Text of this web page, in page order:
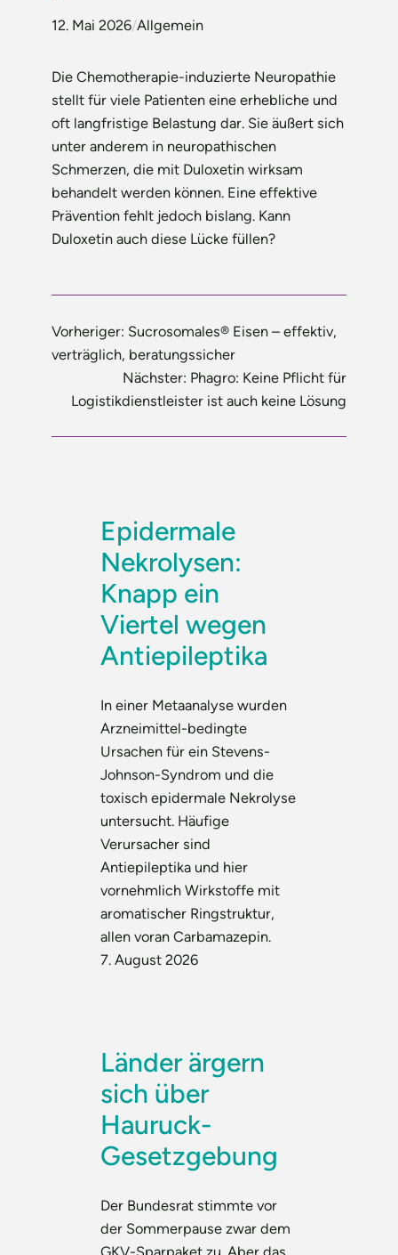
12. Mai 2026/Allgemein
Die Chemotherapie-induzierte Neuropathie
stellt für viele Patienten eine erhebliche und
oft langfristige Belastung dar. Sie äußert sich
unter anderem in neuropathischen
Schmerzen, die mit Duloxetin wirksam
behandelt werden können. Eine effektive
Prävention fehlt jedoch bislang. Kann
Duloxetin auch diese Lücke füllen?
Vorheriger: Sucrosomales® Eisen – effektiv,
verträglich, beratungssicher
Nächster: Phagro: Keine Pflicht für
Logistikdienstleister ist auch keine Lösung
Epidermale
Nekrolysen:
Knapp ein
Viertel wegen
Antiepileptika
In einer Metaanalyse wurden
Arzneimittel-bedingte
Ursachen für ein Stevens-
Johnson-Syndrom und die
toxisch epidermale Nekrolyse
untersucht. Häufige
Verursacher sind
Antiepileptika und hier
vornehmlich Wirkstoffe mit
aromatischer Ringstruktur,
allen voran Carbamazepin.
7. August 2026
Länder ärgern
sich über
Hauruck-
Gesetzgebung
Der Bundesrat stimmte vor
der Sommerpause zwar dem
GKV-Sparpaket zu. Aber das